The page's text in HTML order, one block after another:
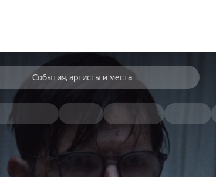
События, артисты и места